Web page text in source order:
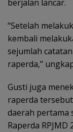
berjalan lancar.
“Setelah
kembali
sejumlah
raperda,”
Gusti juga
raperda
daerah pertama
Raperda RPJMD